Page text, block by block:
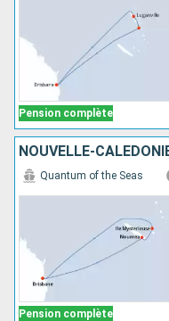
Pension complète
Pension complète
Quantum of the Seas